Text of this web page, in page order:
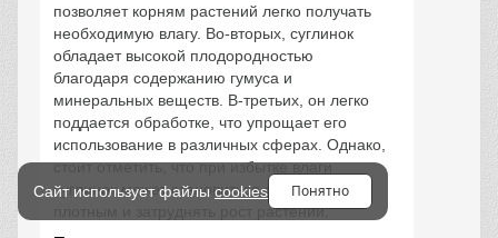
позволяет корням растений легко получать
необходимую влагу. Во-вторых, суглинок
обладает высокой плодородностью
благодаря содержанию гумуса и
минеральных веществ. В-третьих, он легко
поддается обработке, что упрощает его
использование в различных сферах. Однако,
стоит отметить, что при избытке влаги
суглинок может становиться слишком
плотным и затруднять рост растений.
Сайт использует файлы cookies Понятно